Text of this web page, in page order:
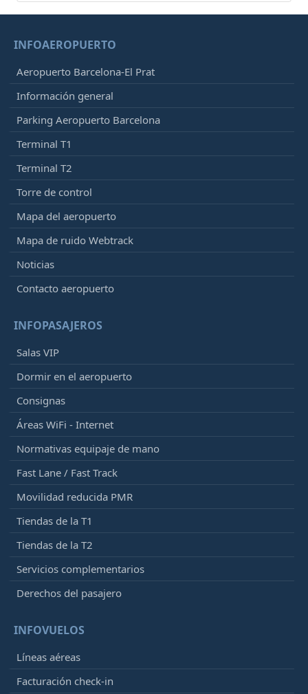
INFOAEROPUERTO
Aeropuerto Barcelona-El Prat
Información general
Parking Aeropuerto Barcelona
Terminal T1
Terminal T2
Torre de control
Mapa del aeropuerto
Mapa de ruido Webtrack
Noticias
Contacto aeropuerto
INFOPASAJEROS
Salas VIP
Dormir en el aeropuerto
Consignas
Áreas WiFi - Internet
Normativas equipaje de mano
Fast Lane / Fast Track
Movilidad reducida PMR
Tiendas de la T1
Tiendas de la T2
Servicios complementarios
Derechos del pasajero
INFOVUELOS
Líneas aéreas
Facturación check-in